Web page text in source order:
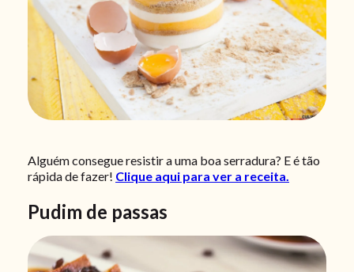
Alguém consegue resistir a uma boa serradura? E é tão
rápida de fazer! Clique aqui para ver a receita.
Pudim de passas